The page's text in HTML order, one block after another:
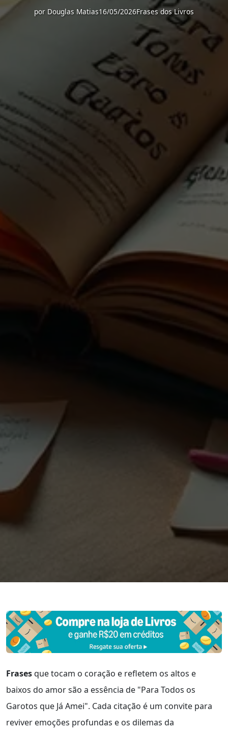
por Douglas Matias16/05/2026Frases dos Livros
Frasesque tocam o coração e refletem os altos e
baixos do amor são a essência de "Para Todos os
Garotos que Já Amei". Cada citação é um convite para
reviver emoções profundas e os dilemas da